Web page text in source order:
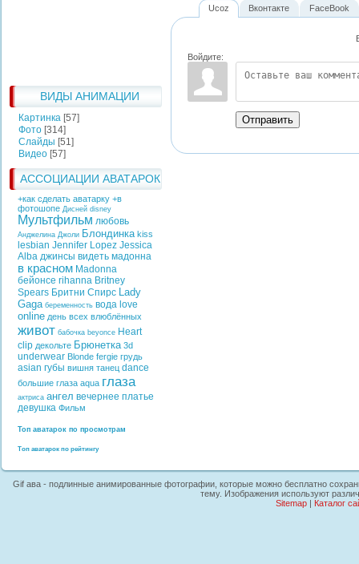
ВИДЫ АНИМАЦИИ
Картинка [57]
Фото [314]
Слайды [51]
Видео [57]
АССОЦИАЦИИ АВАТАРОК
+как сделать аватарку +в
фотошопе Дисней disney
Мультфильм любовь
Анджелина Джоли Блондинка kiss
lesbian Jennifer Lopez Jessica
Alba джинсы видеть мадонна
в красном Madonna
бейонсе rihanna Britney
Spears Бритни Спирс Lady
Gaga беременность вода love
online день всех влюблённых
живот бабочка beyonce Heart
clip декольте Брюнетка 3d
underwear Blonde fergie грудь
asian губы вишня танец dance
большие глаза aqua глаза
актриса ангел вечернее платье
девушка Фильм
Топ аватарок по просмотрам
Топ аватарок по рейтингу
Ucoz
Войдите:
Отправить
Вконтакте FaceBook
Gif ава - подлинные анимированные фотографии, которые можно бесплатно
тему. Изображения используют
Sitemap| Каталог